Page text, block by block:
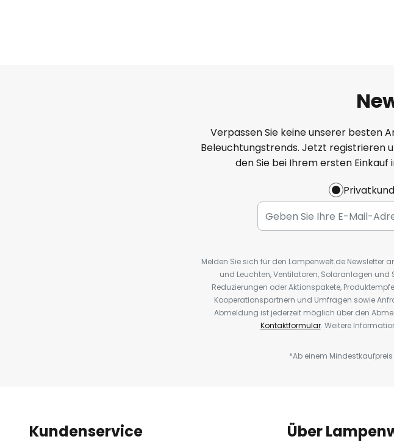
Verpassen Sie keine unserer besten
Beleuchtungstrends. Jetzt registrieren
den Sie bei Ihrem ersten
Melden Sie sich für den Lampenwelt.de Newsletter
und Leuchten, Ventilatoren, Solaranlagen und
Reduzierungen oder Aktionspakete,
Kooperationspartnern und Umfragen sowie
Abmeldung ist jederzeit möglich über den
Kontaktformular. Weitere
*Ab einem
Kundenservice Über